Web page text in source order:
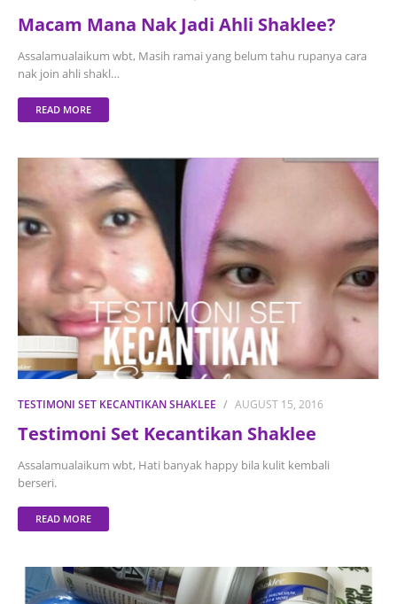
Macam Mana Nak Jadi Ahli Shaklee?
Assalamualaikum wbt, Masih ramai yang belum tahu rupanya cara
nak join ahli shakl…
READ MORE
TESTIMONI SET KECANTIKAN SHAKLEE AUGUST 15, 2016
Testimoni Set Kecantikan Shaklee
Assalamualaikum wbt, Hati banyak happy bila kulit kembali
berseri.
READ MORE